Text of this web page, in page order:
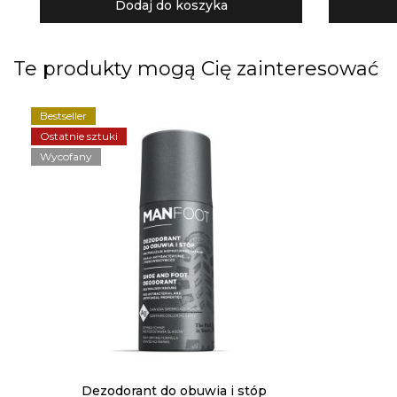
Dodaj do koszyka
Te produkty mogą Cię zainteresować
Bestseller
Ostatnie sztuki
Wycofany
Dezodorant do obuwia i stóp